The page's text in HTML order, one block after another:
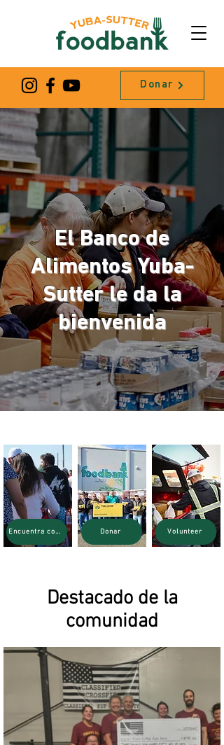
Donar
El Banco de
Alimentos Yuba-
Sutter le da la
bienvenida
Encuentra comida Donar Volunteer
Destacado de la
comunidad